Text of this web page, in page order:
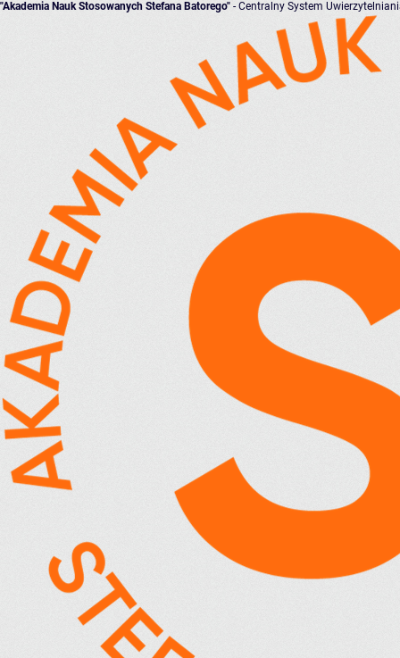
"Akademia Nauk Stosowanych Stefana Batorego" - Centralny System